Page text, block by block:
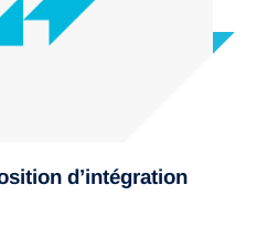
d’intégration